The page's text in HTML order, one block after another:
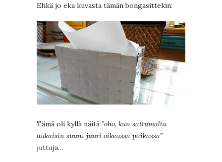
Ehkä jo eka kuvasta tämän bongasittekin:
Tämä oli kyllä näitä ”oho, kun sattumalta
aukaisin suuni juuri oikeassa paikassa” -
juttuja…